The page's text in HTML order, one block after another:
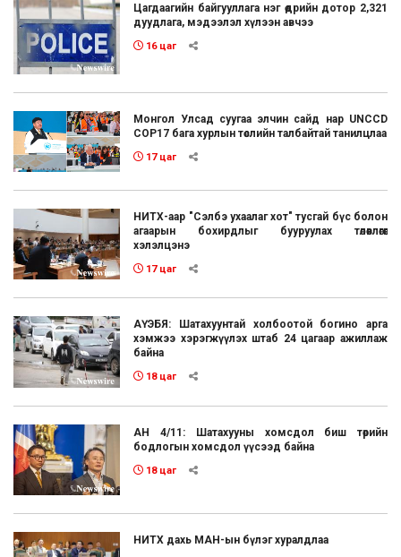
Цагдаагийн байгууллага нэг өдрийн дотор 2,321
дуудлага, мэдээлэл хүлээн авчээ
16 цаг
Монгол Улсад суугаа элчин сайд нар UNCCD
COP17 бага хурлын төслийн талбайтай танилцлаа
17 цаг
НИТХ-аар "Сэлбэ ухаалаг хот" тусгай бүс болон
агаарын бохирдлыг бууруулах төлөвлөгөөг
хэлэлцэнэ
17 цаг
АҮЭБЯ: Шатахуунтай холбоотой богино арга
хэмжээ хэрэгжүүлэх штаб 24 цагаар ажиллаж
байна
18 цаг
АН 4/11: Шатахууны хомсдол биш төрийн
бодлогын хомсдол үүсээд байна
18 цаг
НИТХ дахь МАН-ын бүлэг хуралдлаа